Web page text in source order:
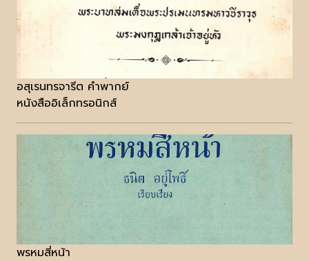
อสุเรนทรจารีต คำพากย์
หนังสืออิเล็กทรอนิกส์
พรหมสี่หน้า